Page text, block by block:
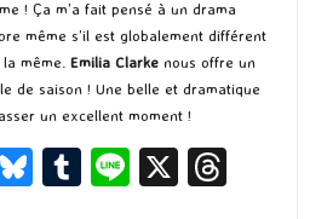
! Ça m’a fait pensé à un drama
même s’il est globalement différent
même. Emilia Clarke nous offre un
de saison ! Une belle et dramatique
un excellent moment !
Bl T
Li X